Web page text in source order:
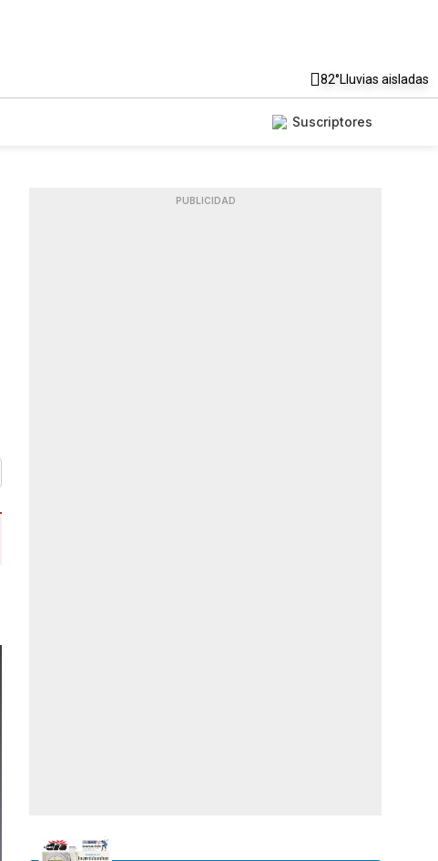
82°Lluvias aisladas
Suscriptores
PUBLICIDAD